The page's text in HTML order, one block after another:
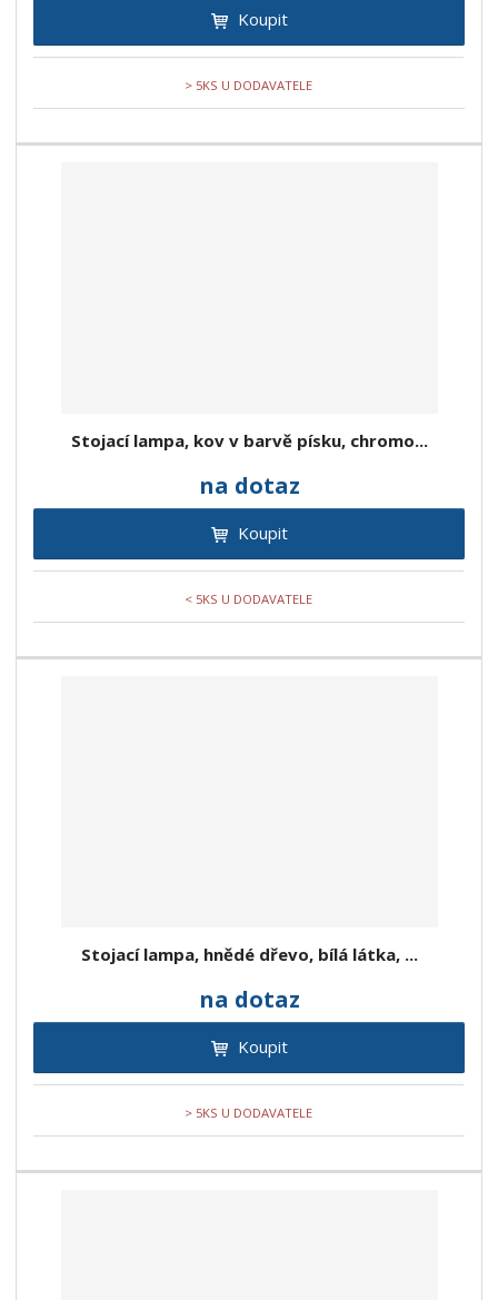
Koupit
> 5KS U DODAVATELE
Stojací lampa, kov v barvě písku, chromo...
na dotaz
Koupit
< 5KS U DODAVATELE
Stojací lampa, hnědé dřevo, bílá látka, ...
na dotaz
Koupit
> 5KS U DODAVATELE